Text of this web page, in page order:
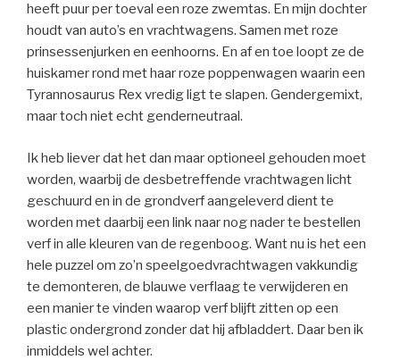
heeft puur per toeval een roze zwemtas. En mijn dochter
houdt van auto’s en vrachtwagens. Samen met roze
prinsessenjurken en eenhoorns. En af en toe loopt ze de
huiskamer rond met haar roze poppenwagen waarin een
Tyrannosaurus Rex vredig ligt te slapen. Gendergemixt,
maar toch niet echt genderneutraal.
Ik heb liever dat het dan maar optioneel gehouden moet
worden, waarbij de desbetreffende vrachtwagen licht
geschuurd en in de grondverf aangeleverd dient te
worden met daarbij een link naar nog nader te bestellen
verf in alle kleuren van de regenboog. Want nu is het een
hele puzzel om zo’n speelgoedvrachtwagen vakkundig
te demonteren, de blauwe verflaag te verwijderen en
een manier te vinden waarop verf blijft zitten op een
plastic ondergrond zonder dat hij afbladdert. Daar ben ik
inmiddels wel achter.